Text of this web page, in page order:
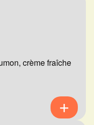
crème fraîche